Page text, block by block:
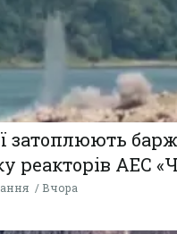
затоплюють
реакторів АЕС
Вчора